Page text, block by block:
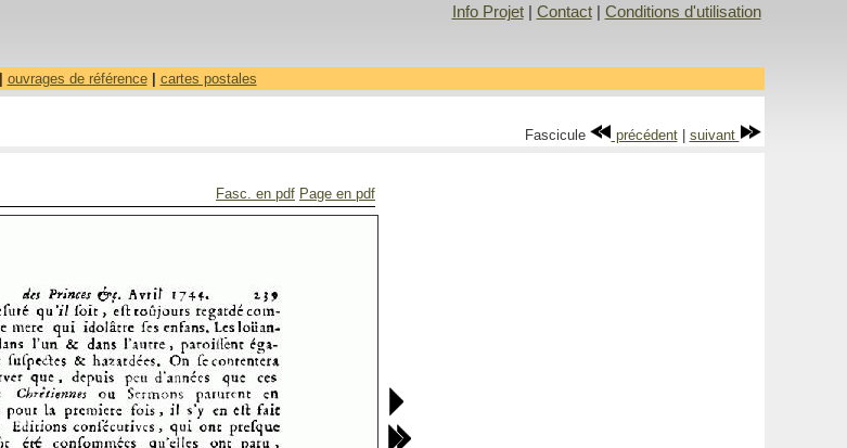
Info Projet| Contact| Conditions d'utilisation
ouvrages de référence| cartes postales
Fascicule précédent| suivant
Fasc. en pdf Page en pdf